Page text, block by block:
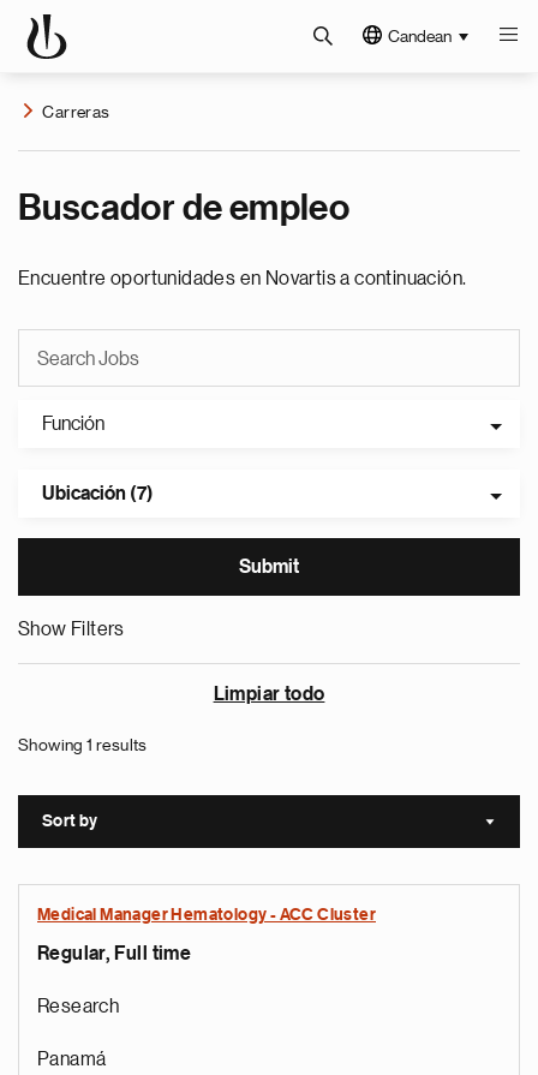
Candean
Carreras
Buscador de empleo
Encuentre oportunidades en Novartis a continuación.
Función
Ubicación (7)
Show Filters
Limpiar todo
Showing 1 results
Sort by Sort
Medical Manager Hematology - ACC Cluster
Regular, Full time
Research
Panamá